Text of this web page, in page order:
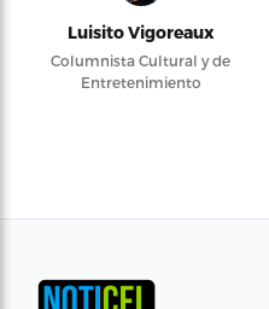
Luisito Vigoreaux
Columnista Cultural y de
Entretenimiento